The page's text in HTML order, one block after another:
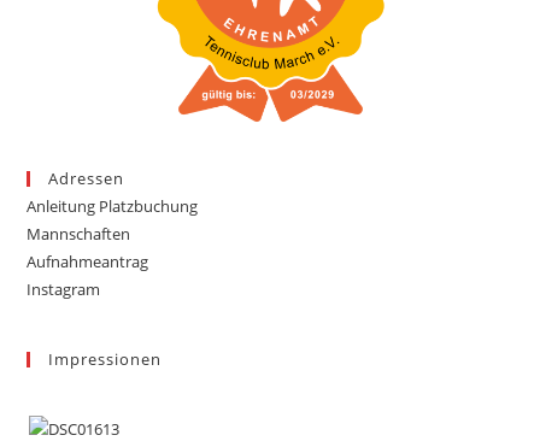
Adressen
Anleitung Platzbuchung
Mannschaften
Aufnahmeantrag
Instagram
Impressionen